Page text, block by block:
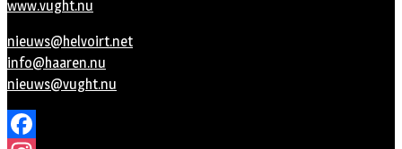
www.vught.nu
nieuws@helvoirt.net
info@haaren.nu
nieuws@vught.nu